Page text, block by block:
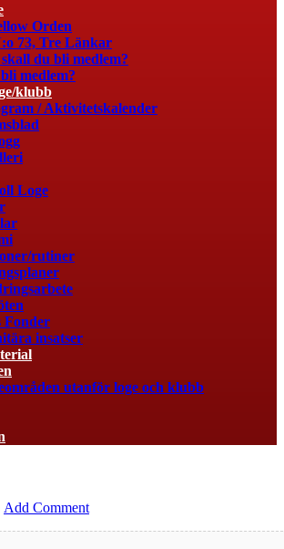
Orden
73, Tre Länkar
du bli medlem?
medlem?
klubb
/ Aktivitetskalender
Loge
rutiner
Fonder
insatser
utanför loge och klubb
Add Comment